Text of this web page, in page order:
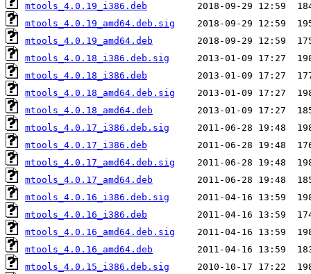
mtools_4.0.19_i386.deb
mtools_4.0.19_amd64.deb.sig
mtools_4.0.19_amd64.deb
mtools_4.0.18_i386.deb.sig
mtools_4.0.18_i386.deb
mtools_4.0.18_amd64.deb.sig
mtools_4.0.18_amd64.deb
mtools_4.0.17_i386.deb.sig
mtools_4.0.17_i386.deb
mtools_4.0.17_amd64.deb.sig
mtools_4.0.17_amd64.deb
mtools_4.0.16_i386.deb.sig
mtools_4.0.16_i386.deb
mtools_4.0.16_amd64.deb.sig
mtools_4.0.16_amd64.deb
mtools_4.0.15_i386.deb.sig